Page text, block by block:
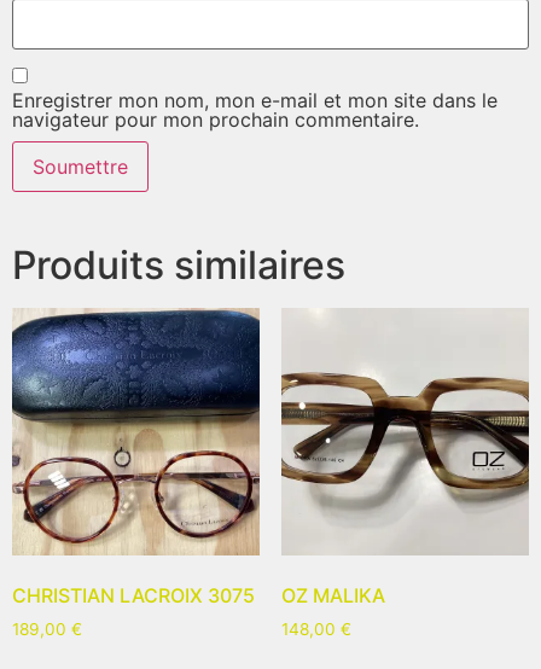
Enregistrer mon nom, mon e-mail et mon site dans le
navigateur pour mon prochain commentaire.
Produits similaires
CHRISTIAN LACROIX 3075
189,00 €
OZ MALIKA
148,00 €